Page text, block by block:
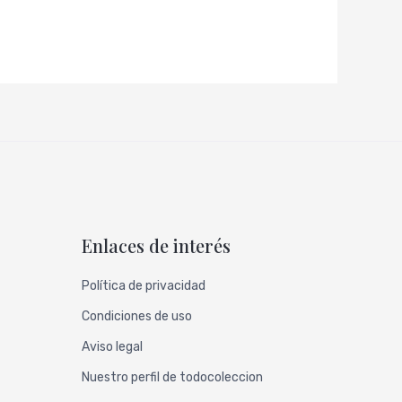
Enlaces de interés
Política de privacidad
Condiciones de uso
Aviso legal
Nuestro perfil de todocoleccion